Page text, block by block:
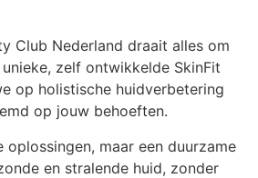
Club Nederland draait alles om
zelf ontwikkelde SkinFit
op holistische huidverbetering
op jouw behoeften.
oplossingen, maar een duurzame
en stralende huid, zonder